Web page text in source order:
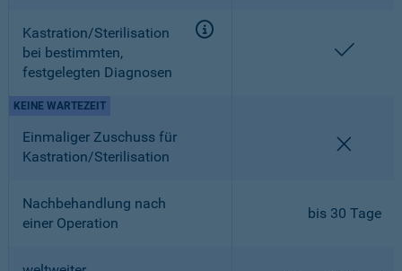
Kastration/Sterilisation
bei bestimmten,
festgelegten Diagnosen
Einmaliger Zuschuss für
Kastration/Sterilisation
KEINE WARTEZEIT
Nachbehandlung nach
einer Operation
bis 30 Tage